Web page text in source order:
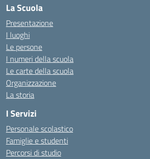
La Scuola
Presentazione
I luoghi
Le persone
I numeri della scuola
Le carte della scuola
Organizzazione
La storia
I Servizi
Personale scolastico
Famiglie e studenti
Percorsi di studio